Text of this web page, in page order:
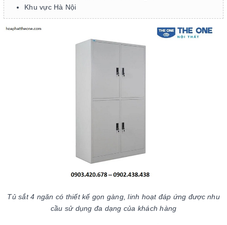
Khu vực Hà Nội
Tủ sắt 4 ngăn có thiết kế gọn gàng, linh hoạt đáp ứng được nhu
cầu sử dụng đa dạng của khách hàng